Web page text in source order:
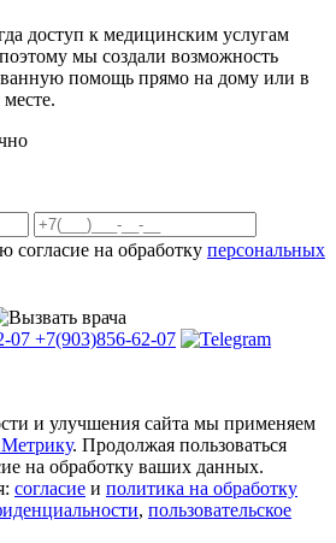
доступ к медицинским услугам
мы создали возможность
помощь прямо на дому или в
согласие на обработку персональных
07 +7(903)856-62-07
и улучшения сайта мы применяем
. Продолжая пользоваться
на обработку ваших данных.
согласие и политика на обработку
, пользовательское